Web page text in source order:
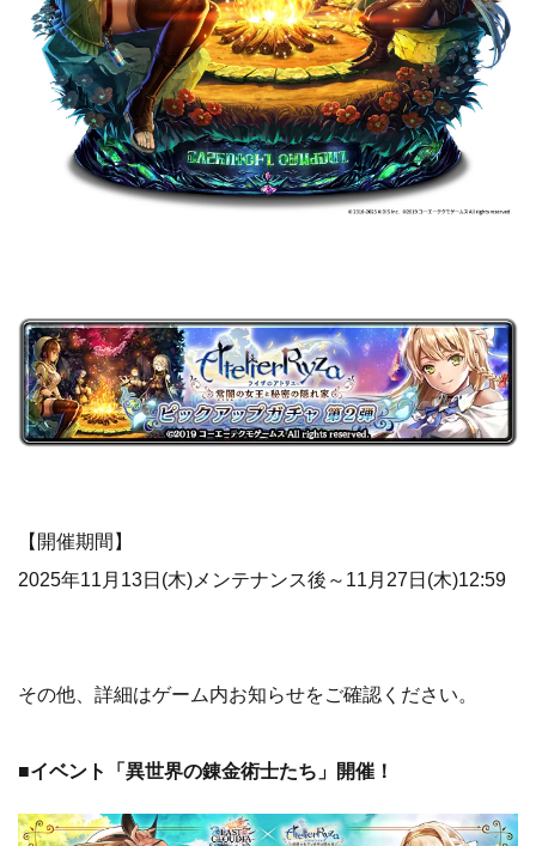
【開催期間】
2025年11月13日(木)メンテナンス後～11月27日(木)12:59
その他、詳細はゲーム内お知らせをご確認ください。
■イベント「異世界の錬金術士たち」開催！